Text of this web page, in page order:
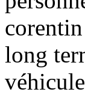
long